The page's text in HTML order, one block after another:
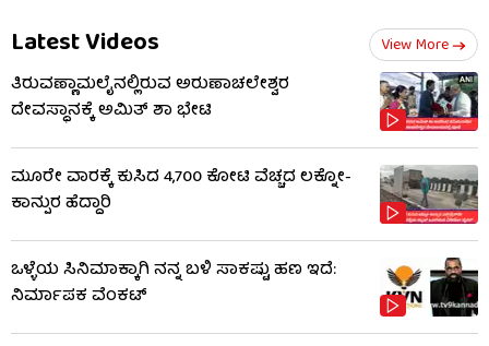
Latest Videos View More
ತಿರುವಣ್ಣಾಮಲೈನಲ್ಲಿರುವ ಅರುಣಾಚಲೇಶ್ವರ
ದೇವಸ್ಥಾನಕ್ಕೆ ಅಮಿತ್ ಶಾ ಭೇಟಿ
ಮೂರೇ ವಾರಕ್ಕೆ ಕುಸಿದ 4,700 ಕೋಟಿ ವೆಚ್ಚದ ಲಕ್ನೋ-
ಕಾನ್ಪುರ ಹೆದ್ದಾರಿ
ಒಳ್ಳೆಯ ಸಿನಿಮಾಕ್ಕಾಗಿ ನನ್ನ ಬಳಿ ಸಾಕಷ್ಟು ಹಣ ಇದೆ:
ನಿರ್ಮಾಪಕ ವೆಂಕಟ್